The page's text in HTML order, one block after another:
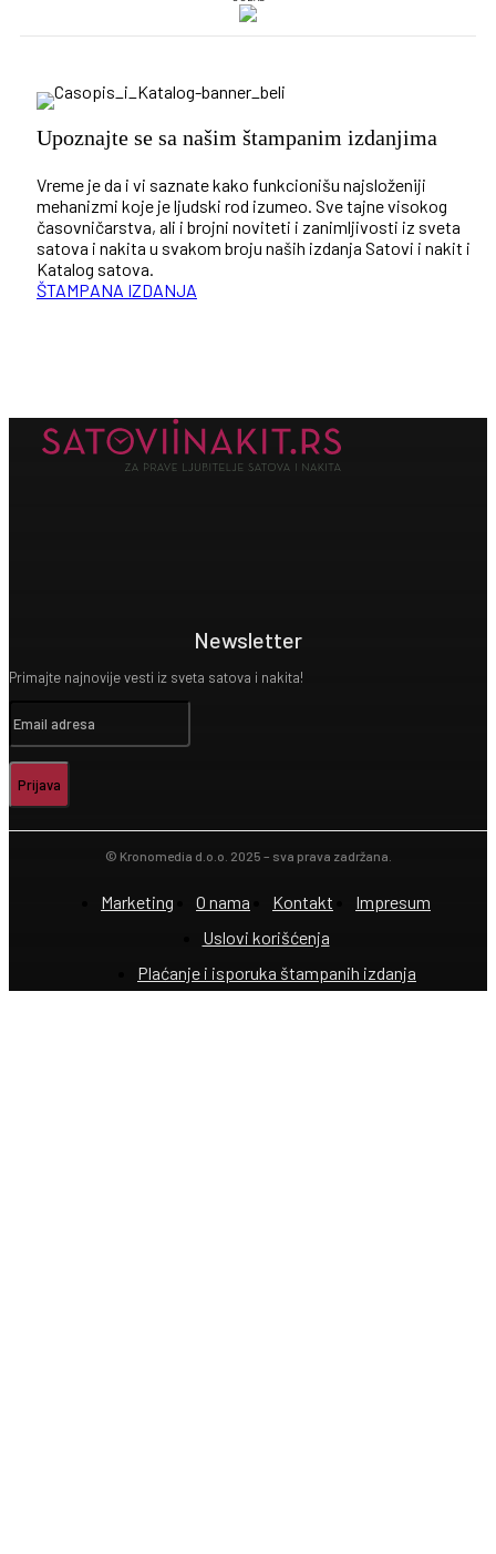
Upoznajte se sa našim štampanim izdanjima
Vreme je da i vi saznate kako funkcionišu najsloženiji
mehanizmi koje je ljudski rod izumeo. Sve tajne visokog
časovničarstva, ali i brojni noviteti i zanimljivosti iz sveta
satova i nakita u svakom broju naših izdanja Satovi i nakit i
Katalog satova.
ŠTAMPANA IZDANJA
Newsletter
Primajte najnovije vesti iz sveta satova i nakita!
Prijava
© Kronomedia d.o.o. 2025 – sva prava zadržana.
Marketing O nama Kontakt
Impresum
Uslovi korišćenja
Plaćanje i isporuka štampanih izdanja